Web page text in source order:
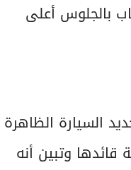
بالجلوس أعلى
السيارة الظاهرة
وتبين أنه